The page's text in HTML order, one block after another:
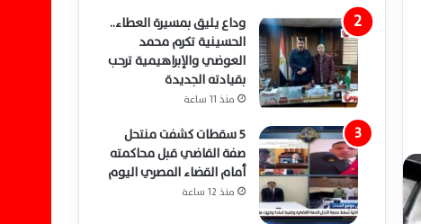
وداع يليق بمسيرة العطاء..
الحسينية تكرم محمد
العوضي والإبراهيمية ترحب
بقيادته الجديدة
منذ 11 ساعة
5 سقطات كشفت منتحل
صفة القاضي قبل محاكمته
أمام القضاء المصري اليوم
منذ 12 ساعة